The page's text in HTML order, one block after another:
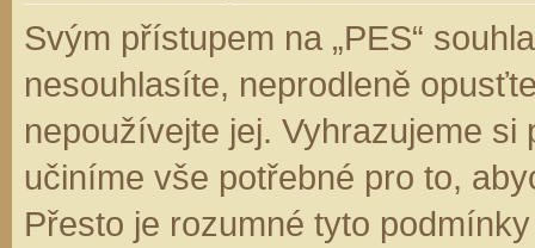
Svým přístupem na „PES“
nesouhlasíte, neprodleně
nepoužívejte jej. Vyhrazujeme
učiníme vše potřebné pro to,
Přesto je rozumné tyto